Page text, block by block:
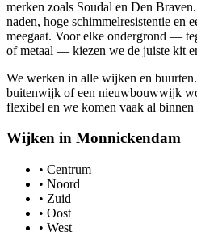
merken zoals Soudal en Den
naden, hoge schimmelresistentie en
meegaat. Voor elke ondergrond —
of metaal — kiezen we de juiste kit
We werken in alle wijken en
buitenwijk of een nieuwbouwwijk
flexibel en we komen vaak al binnen
Wijken in Monnickendam
• Centrum
• Noord
• Zuid
• Oost
• West